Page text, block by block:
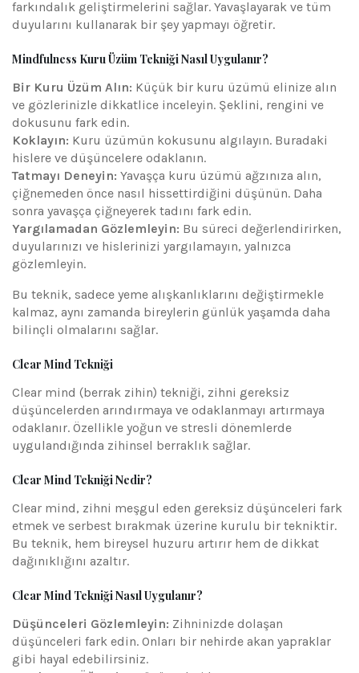
farkındalık geliştirmelerini sağlar. Yavaşlayarak ve tüm
duyularını kullanarak bir şey yapmayı öğretir.
Mindfulness Kuru Üzüm Tekniği Nasıl Uygulanır?
Bir Kuru Üzüm Alın: Küçük bir kuru üzümü elinize alın
ve gözlerinizle dikkatlice inceleyin. Şeklini, rengini ve
dokusunu fark edin.
Koklayın: Kuru üzümün kokusunu algılayın. Buradaki
hislere ve düşüncelere odaklanın.
Tatmayı Deneyin: Yavaşça kuru üzümü ağzınıza alın,
çiğnemeden önce nasıl hissettirdiğini düşünün. Daha
sonra yavaşça çiğneyerek tadını fark edin.
Yargılamadan Gözlemleyin: Bu süreci değerlendirirken,
duyularınızı ve hislerinizi yargılamayın, yalnızca
gözlemleyin.
Bu teknik, sadece yeme alışkanlıklarını değiştirmekle
kalmaz, aynı zamanda bireylerin günlük yaşamda daha
bilinçli olmalarını sağlar.
Clear Mind Tekniği
Clear mind (berrak zihin) tekniği, zihni gereksiz
düşüncelerden arındırmaya ve odaklanmayı artırmaya
odaklanır. Özellikle yoğun ve stresli dönemlerde
uygulandığında zihinsel berraklık sağlar.
Clear Mind Tekniği Nedir?
Clear mind, zihni meşgul eden gereksiz düşünceleri fark
etmek ve serbest bırakmak üzerine kurulu bir tekniktir.
Bu teknik, hem bireysel huzuru artırır hem de dikkat
dağınıklığını azaltır.
Clear Mind Tekniği Nasıl Uygulanır?
Düşünceleri Gözlemleyin: Zihninizde dolaşan
düşünceleri fark edin. Onları bir nehirde akan yapraklar
gibi hayal edebilirsiniz.